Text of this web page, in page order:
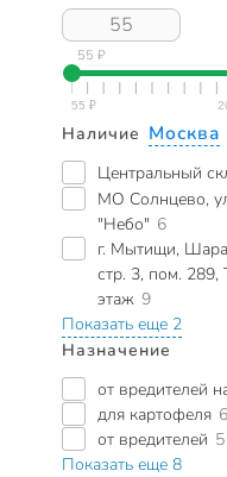
55 ₽
Наличие Москва
Центральный
МО Солнцево,
"Небо" 6
г. Мытищи,
стр. 3, пом.
этаж 9
Показать еще 2
Назначение
от вредителей
для картофеля 6
от вредителей 5
Показать еще 8